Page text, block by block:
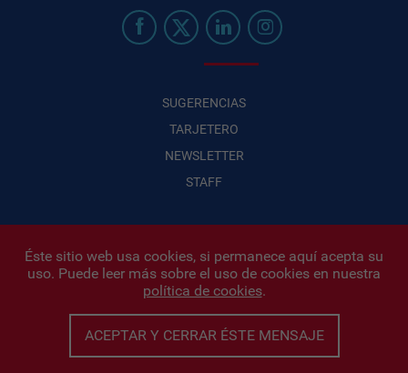
SUGERENCIAS
TARJETERO
NEWSLETTER
STAFF
Infonegocios 2026| INFONEGOCIOS S.A. · CUIT: 30710438486 |
Políticas de Privacidad|Protección de datos personales
Iñigo Biain
Este sitio esta protegido por Google reCAPTCHA y con
Políticas de
privacidad de GoogleyTerminos del servicioaplicados.
Éste sitio web usa cookies, si permanece aquí acepta su
uso. Puede leer más sobre el uso de cookies en nuestra
política de cookies.
ACEPTAR Y CERRAR ÉSTE MENSAJE